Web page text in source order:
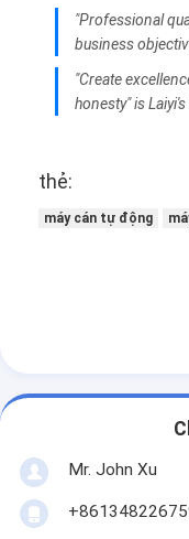
"Professional
business
"Create
honesty" is
thẻ:
máy cán tự động
Mr. John Xu